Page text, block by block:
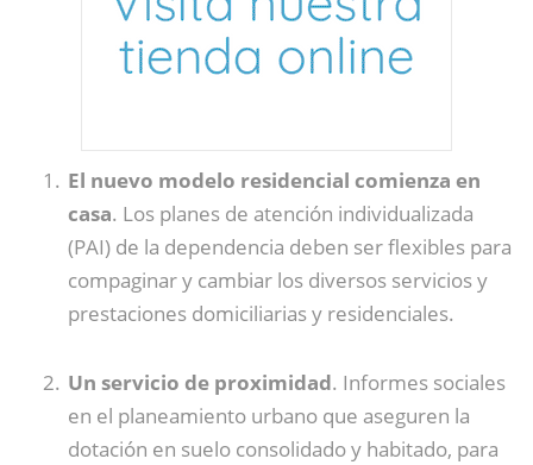
El nuevo modelo residencial comienza en
casa. Los planes de atención individualizada
(PAI) de la dependencia deben ser flexibles para
compaginar y cambiar los diversos servicios y
prestaciones domiciliarias y residenciales.
Un servicio de proximidad. Informes sociales
en el planeamiento urbano que aseguren la
dotación en suelo consolidado y habitado, para